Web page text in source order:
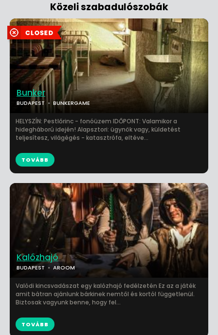
Közeli szabadulószobák
Kalózhajó
BUDAPEST AROOM
Valódi kincsvadászat egy kalózhajó fedélzetén Ez az a játék
amit bátran ajánlunk bárkinek nemtől és kortól függetlenül.
Biztosak vagyunk benne, hogy fel...
TOVÁBB
Bunker
BUDAPEST BUNKERGAME
HELYSZÍN: Pestlőrinc - fonóüzem IDŐPONT: Valamikor a
hidegháború idején! Alapsztori: ügynök vagy, küldetést
teljesítesz, világégés - katasztrófa, eltéve...
TOVÁBB